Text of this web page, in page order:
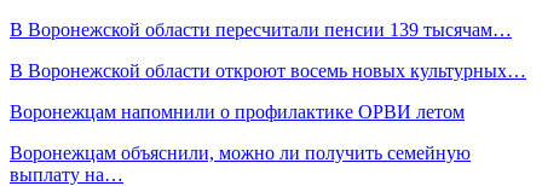
В Воронежской области пересчитали пенсии 139 тысячам…
В Воронежской области откроют восемь новых культурных…
Воронежцам напомнили о профилактике ОРВИ летом
Воронежцам объяснили, можно ли получить семейную
выплату на…